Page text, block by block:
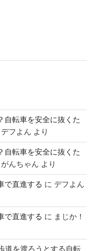
自転車を安全に抜くた
デフよん より
自転車を安全に抜くた
がんちゃん より
で直進する に デフよん
で直進する に まじか！
道を渡ろうとする自転